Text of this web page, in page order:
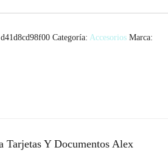
d41d8cd98f00 Categoría: Accesorios Marca:
Tarjetas Y Documentos Alex